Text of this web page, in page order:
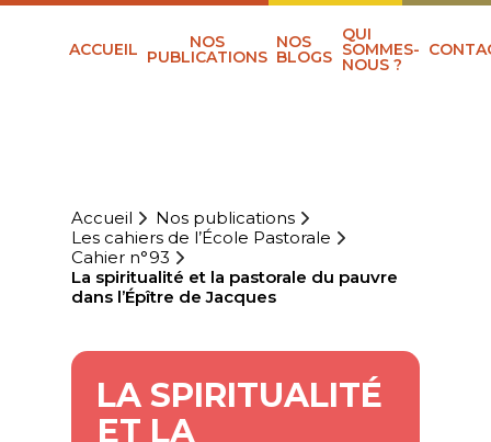
ACCUEIL NOS
PUBLICATIONS
NOS
BLOGS
QUI
SOMMES-
NOUS ?
Accueil
Nos publications
Les cahiers de l’École Pastorale
Cahier n°93
La spiritualité et la pastorale du pauvre
dans l’Épître de Jacques
LA SPIRITUALITÉ
ET LA